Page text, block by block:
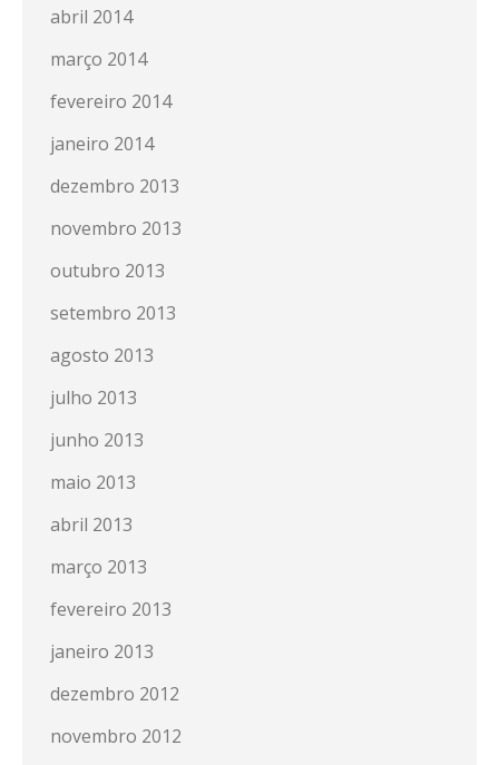
abril 2014
março 2014
fevereiro 2014
janeiro 2014
dezembro 2013
novembro 2013
outubro 2013
setembro 2013
agosto 2013
julho 2013
junho 2013
maio 2013
abril 2013
março 2013
fevereiro 2013
janeiro 2013
dezembro 2012
novembro 2012